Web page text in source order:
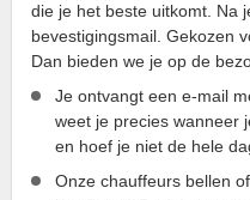
die je het beste uitkomt. Na
bevestigingsmail. Gekozen
Dan bieden we je op de
Je ontvangt een e-mail
weet je precies wanneer
en hoef je niet de hele
Onze chauffeurs bellen